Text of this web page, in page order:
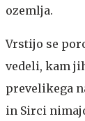
ozemlja.
Vrstijo se
vedeli, kam
prevelikega
in Sirci